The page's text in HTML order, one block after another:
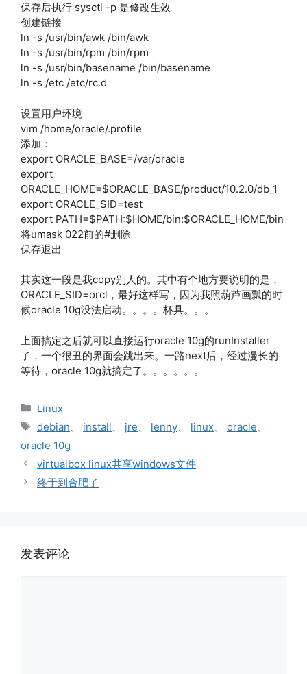
保存后执行 sysctl -p 是修改生效
创建链接
ln -s /usr/bin/awk /bin/awk
ln -s /usr/bin/rpm /bin/rpm
ln -s /usr/bin/basename /bin/basename
ln -s /etc /etc/rc.d
设置用户环境
vim /home/oracle/.profile
添加：
export ORACLE_BASE=/var/oracle
export
ORACLE_HOME=$ORACLE_BASE/product/10.2.0/db_1
export ORACLE_SID=test
export PATH=$PATH:$HOME/bin:$ORACLE_HOME/bin
将umask 022前的#删除
保存退出
其实这一段是我copy别人的。其中有个地方要说明的是，
ORACLE_SID=orcl，最好这样写，因为我照葫芦画瓢的时
候oracle 10g没法启动。。。。杯具。。。
上面搞定之后就可以直接运行oracle 10g的runInstaller
了，一个很丑的界面会跳出来。一路next后，经过漫长的
等待，oracle 10g就搞定了。。。。。。
分
类
Linux
标
签
debian install jre lenny linux oracle
oracle 10g
virtualbox linux共享windows文件
终于到合肥了
发表评论